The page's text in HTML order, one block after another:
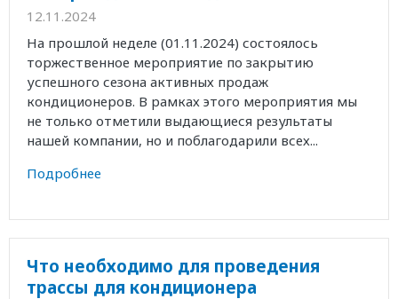
12.11.2024
На прошлой неделе (01.11.2024) состоялось
торжественное мероприятие по закрытию
успешного сезона активных продаж
кондиционеров. В рамках этого мероприятия мы
не только отметили выдающиеся результаты
нашей компании, но и поблагодарили всех...
Подробнее
Что необходимо для проведения
трассы для кондиционера